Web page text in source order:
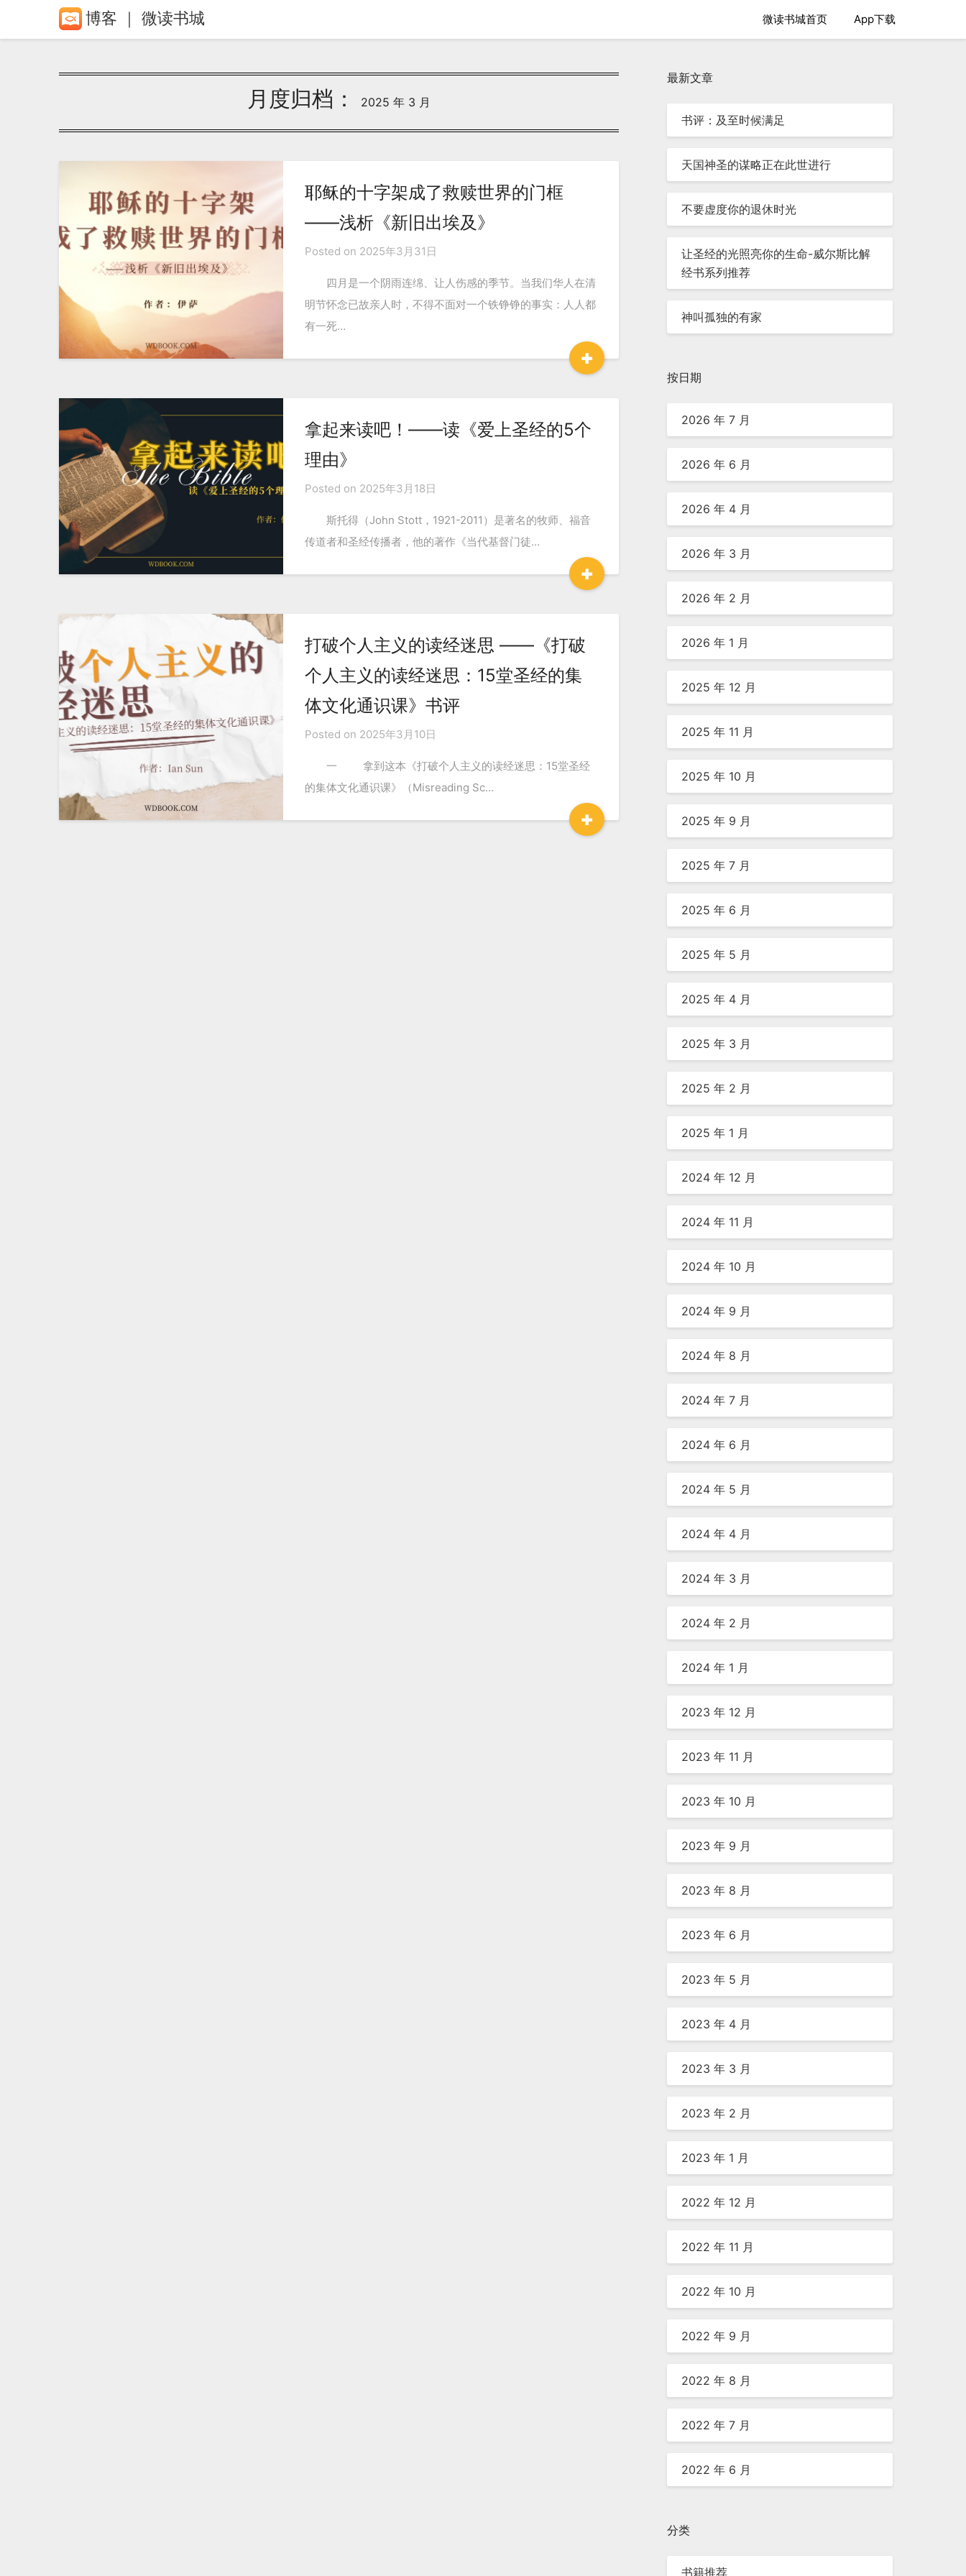
博客 ｜ 微读书城 微读书城首页 App下载
月度归档： 2025 年 3 月
耶稣的十字架成了救赎世界的门框
——浅析《新旧出埃及》
Posted on 2025年3月31日
四月是一个阴雨连绵、让人伤感的季节。当我们华人在清
明节怀念已故亲人时，不得不面对一个铁铮铮的事实：人人都
有一死…
+
拿起来读吧！——读《爱上圣经的5个
理由》
Posted on 2025年3月18日
斯托得（John Stott，1921-2011）是著名的牧师、福音
传道者和圣经传播者，他的著作《当代基督门徒…
+
打破个人主义的读经迷思 ——《打破
个人主义的读经迷思：15堂圣经的集
体文化通识课》书评
Posted on 2025年3月10日
一 拿到这本《打破个人主义的读经迷思：15堂圣经
的集体文化通识课》（Misreading Sc…
+
最新文章
书评：及至时候满足
天国神圣的谋略正在此世进行
不要虚度你的退休时光
让圣经的光照亮你的生命-威尔斯比解
经书系列推荐
神叫孤独的有家
按日期
2026 年 7 月
2026 年 6 月
2026 年 4 月
2026 年 3 月
2026 年 2 月
2026 年 1 月
2025 年 12 月
2025 年 11 月
2025 年 10 月
2025 年 9 月
2025 年 7 月
2025 年 6 月
2025 年 5 月
2025 年 4 月
2025 年 3 月
2025 年 2 月
2025 年 1 月
2024 年 12 月
2024 年 11 月
2024 年 10 月
2024 年 9 月
2024 年 8 月
2024 年 7 月
2024 年 6 月
2024 年 5 月
2024 年 4 月
2024 年 3 月
2024 年 2 月
2024 年 1 月
2023 年 12 月
2023 年 11 月
2023 年 10 月
2023 年 9 月
2023 年 8 月
2023 年 6 月
2023 年 5 月
2023 年 4 月
2023 年 3 月
2023 年 2 月
2023 年 1 月
2022 年 12 月
2022 年 11 月
2022 年 10 月
2022 年 9 月
2022 年 8 月
2022 年 7 月
2022 年 6 月
分类
书籍推荐